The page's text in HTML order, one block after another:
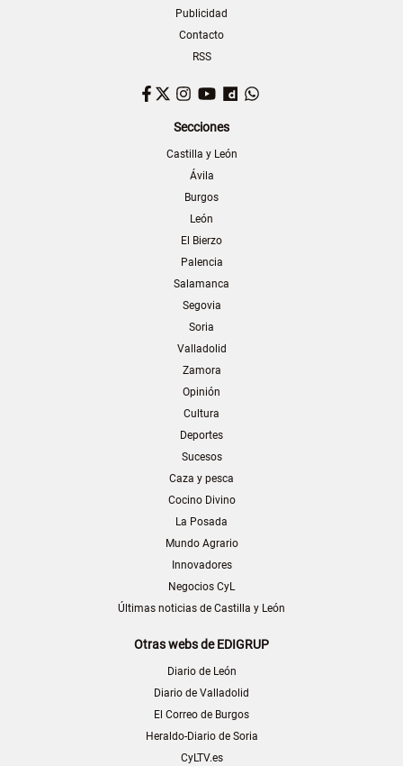
Publicidad
Contacto
RSS
Facebook
TwitterInstagram
YouTubeDailymotion
Secciones
Castilla y León
Ávila
Burgos
León
El Bierzo
Palencia
Salamanca
Segovia
Soria
Valladolid
Zamora
Opinión
Cultura
Deportes
Sucesos
Caza y pesca
Cocino Divino
La Posada
Mundo Agrario
Innovadores
Negocios CyL
Últimas noticias de Castilla y León
Otras webs de EDIGRUP
Diario de León
Diario de Valladolid
El Correo de Burgos
Heraldo-Diario de Soria
CyLTV.es